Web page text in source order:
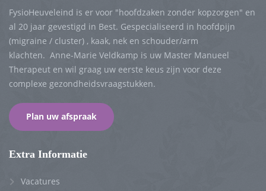
FysioHeuveleind is er voor "hoofdzaken zonder kopzorgen" en
al 20 jaar gevestigd in Best. Gespecialiseerd in hoofdpijn
(migraine / cluster) , kaak, nek en schouder/arm
klachten. Anne-Marie Veldkamp is uw Master Manueel
Therapeut en wil graag uw eerste keus zijn voor deze
complexe gezondheidsvraagstukken.
Plan uw afspraak
Extra Informatie
Vacatures